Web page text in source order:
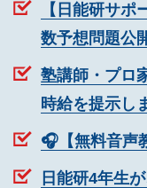
【日能研サ
数予想問題公
塾講師・プロ
時給を提示し
🎧【無料音声
日能研4年生